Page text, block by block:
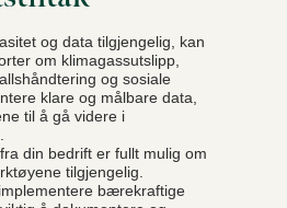
og data tilgjengelig, kan
om klimagassutslipp,
og sosiale
klare og målbare data,
til å gå videre i
din bedrift er fullt mulig om
tilgjengelig.
bærekraftige